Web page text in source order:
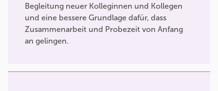
Begleitung neuer Kolleginnen und Kollegen
und eine bessere Grundlage dafür, dass
Zusammenarbeit und Probezeit von Anfang
an gelingen.